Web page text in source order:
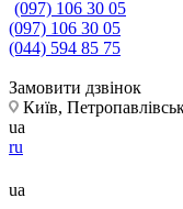
(097) 106 30 05
(097) 106 30 05
(044) 594 85 75
Замовити дзвінок
Київ,
ua
ru
ua